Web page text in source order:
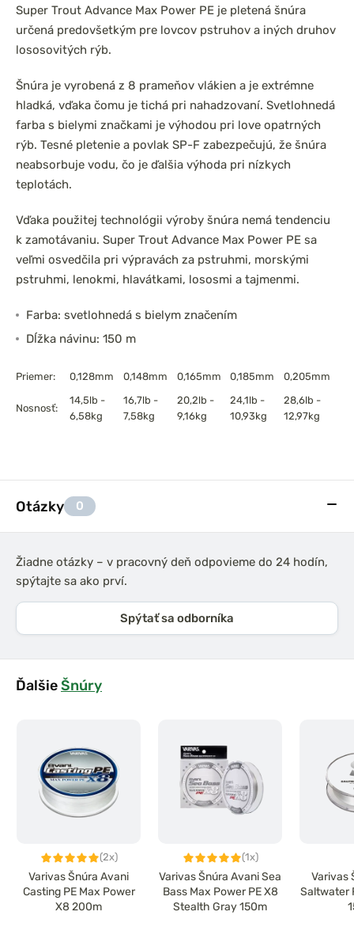
Super Trout Advance Max Power PE je pletená šnúra
určená predovšetkým pre lovcov pstruhov a iných druhov
lososovitých rýb.
Šnúra je vyrobená z 8 prameňov vlákien a je extrémne
hladká, vďaka čomu je tichá pri nahadzovaní. Svetlohnedá
farba s bielymi značkami je výhodou pri love opatrných
rýb. Tesné pletenie a povlak SP-F zabezpečujú, že šnúra
neabsorbuje vodu, čo je ďalšia výhoda pri nízkych
teplotách.
Vďaka použitej technológii výroby šnúra nemá tendenciu
k zamotávaniu. Super Trout Advance Max Power PE sa
veľmi osvedčila pri výpravách za pstruhmi, morskými
pstruhmi, lenokmi, hlavátkami, lososmi a tajmenmi.
Farba: svetlohnedá s bielym značením
Dĺžka návinu: 150 m
Priemer: 0,128mm 0,148mm 0,165mm 0,185mm 0,205mm
Nosnosť:
14,5lb -
6,58kg
16,7lb -
7,58kg
20,2lb -
9,16kg
24,1lb -
10,93kg
28,6lb -
12,97kg
Otázky 0
Žiadne otázky – v pracovný deň odpovieme do 24 hodín,
spýtajte sa ako prví.
Spýtať sa odborníka
ĎalšieŠnúry
(2x)
Varivas Šnúra Avani
Casting PE Max Power
X8 200m
(1x)
Varivas Šnúra Avani Sea
Bass Max Power PE X8
Stealth Gray 150m
Varivas
Saltwater